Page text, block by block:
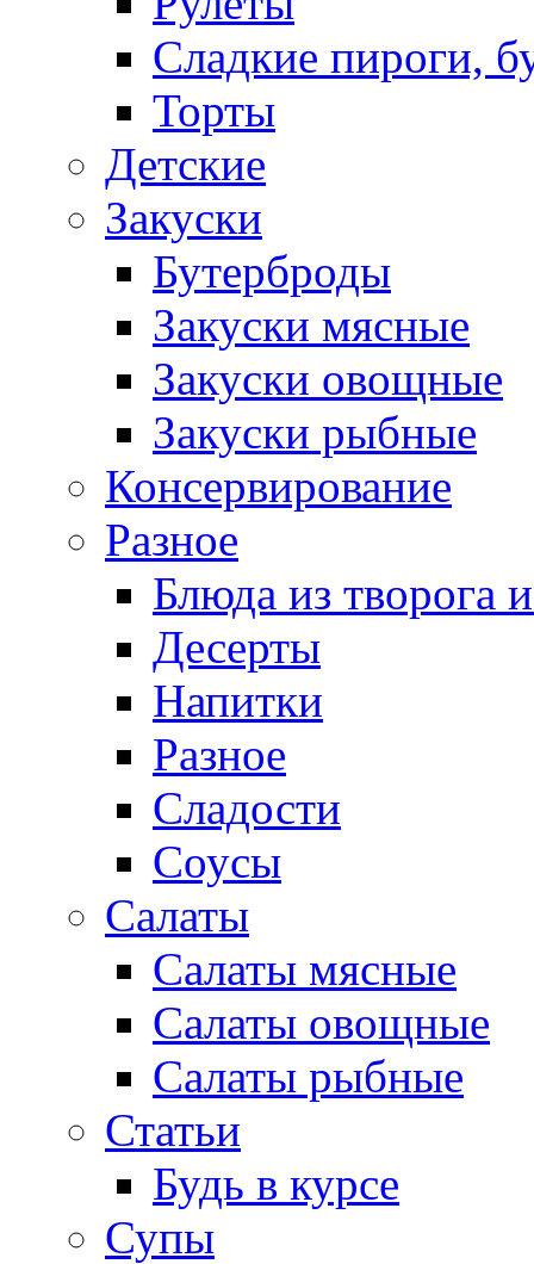
Сладкие пироги,
Торты
Детские
Закуски
Бутерброды
Закуски мясные
Закуски овощные
Закуски рыбные
Консервирование
Разное
Блюда из творога
Десерты
Напитки
Разное
Сладости
Соусы
Салаты
Салаты мясные
Салаты овощные
Салаты рыбные
Статьи
Будь в курсе
Супы